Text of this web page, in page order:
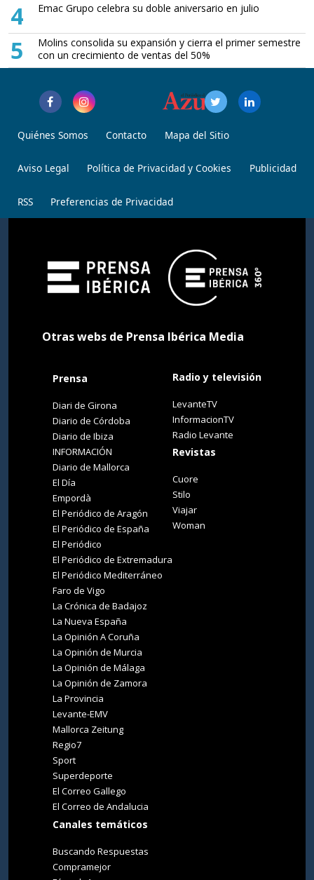
4 Emac Grupo celebra su doble aniversario en julio
5
Molins consolida su expansión y cierra el primer semestre
con un crecimiento de ventas del 50%
Quiénes Somos Contacto Mapa del Sitio
Aviso Legal Política de Privacidad y Cookies Publicidad
RSS Preferencias de Privacidad
Otras webs de Prensa Ibérica Media
Prensa
Diari de Girona
Diario de Córdoba
Diario de Ibiza
INFORMACIÓN
Diario de Mallorca
El Día
Empordà
El Periódico de Aragón
El Periódico de España
El Periódico
El Periódico de Extremadura
El Periódico Mediterráneo
Faro de Vigo
La Crónica de Badajoz
La Nueva España
La Opinión A Coruña
La Opinión de Murcia
La Opinión de Málaga
La Opinión de Zamora
La Provincia
Levante-EMV
Mallorca Zeitung
Regio7
Sport
Superdeporte
El Correo Gallego
El Correo de Andalucia
Canales temáticos
Buscando Respuestas
Compramejor
Radio y televisión
LevanteTV
InformacionTV
Radio Levante
Revistas
Cuore
Stilo
Viajar
Woman